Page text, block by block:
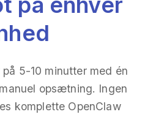
5-10 minutter med én
opsætning. Ingen
komplette OpenClaw